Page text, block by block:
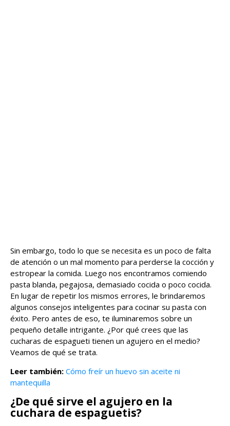
Sin embargo, todo lo que se necesita es un poco de falta
de atención o un mal momento para perderse la cocción y
estropear la comida. Luego nos encontramos comiendo
pasta blanda, pegajosa, demasiado cocida o poco cocida.
En lugar de repetir los mismos errores, le brindaremos
algunos consejos inteligentes para cocinar su pasta con
éxito. Pero antes de eso, te iluminaremos sobre un
pequeño detalle intrigante. ¿Por qué crees que las
cucharas de espagueti tienen un agujero en el medio?
Veamos de qué se trata.
Leer también: Cómo freír un huevo sin aceite ni
mantequilla
¿De qué sirve el agujero en la
cuchara de espaguetis?